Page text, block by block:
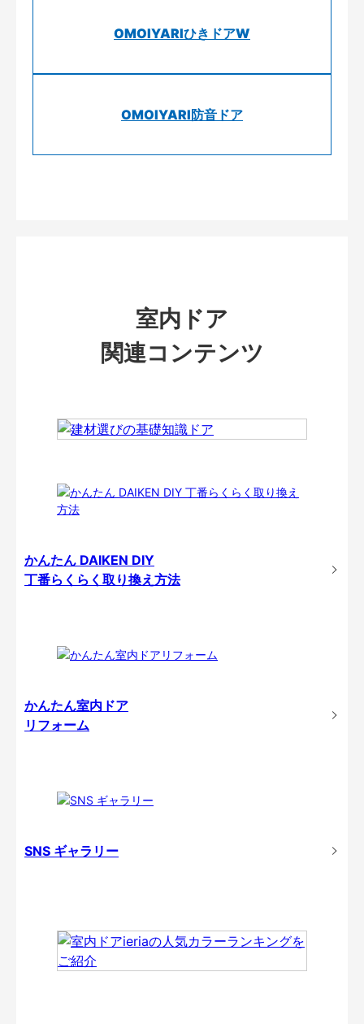
OMOIYARIひきドアW
OMOIYARI防音ドア
室内ドア
関連コンテンツ
かんたん DAIKEN DIY
丁番らくらく取り換え方法
かんたん室内ドア
リフォーム
SNS ギャラリー